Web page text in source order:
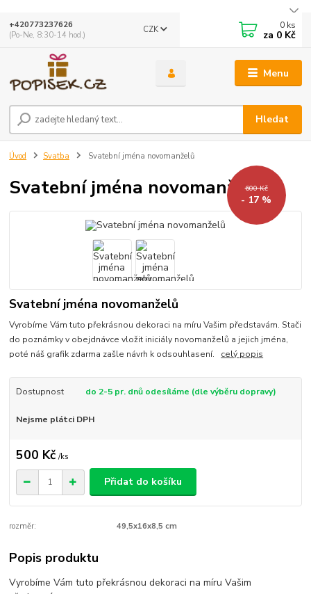
Menu
CZK
Hledat
+420773237626
(Po-Ne, 8:30-14 hod.)
0 ks
za 0 Kč
Úvod Svatba Svatební jména novomanželů
Svatební jména novomanželů
600 Kč
- 17 %
Svatební jména novomanželů
Vyrobíme Vám tuto překrásnou dekoraci na míru Vašim představám. Stači
do poznámky v obejdnávce vložit iniciály novomanželů a jejich jména,
poté náš grafik zdarma zašle návrh k odsouhlasení. celý popis
Dostupnost do 2-5 pr. dnů odesíláme (dle výběru dopravy)
Nejsme plátci DPH
500 Kč /ks
Přidat do košíku
rozměr: 49,5x16x8,5 cm
Popis produktu
Vyrobíme Vám tuto překrásnou dekoraci na míru Vašim